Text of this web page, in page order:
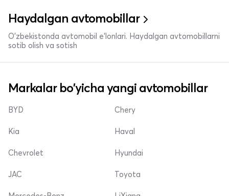
Haydalgan avtomobillar
O'zbekistonda avtomobil e’lonlari. Haydalgan avtomobillarni
sotib olish va sotish
Markalar bo'yicha yangi avtomobillar
BYD
Kia
Chevrolet
Chery
Haval
Hyundai
JAC Toyota